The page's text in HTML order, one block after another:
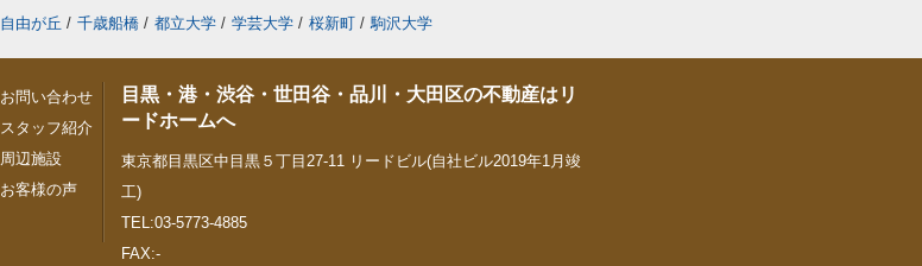
自由が丘 / 千歳船橋 / 都立大学 / 学芸大学 / 桜新町 / 駒沢大学
お問い合わせ
スタッフ紹介
周辺施設
お客様の声
目黒・港・渋谷・世田谷・品川・大田区の不動産はリ
ードホームへ
東京都目黒区中目黒５丁目27-11 リードビル(自社ビル2019年1月竣
工)
TEL:03-5773-4885
FAX:-